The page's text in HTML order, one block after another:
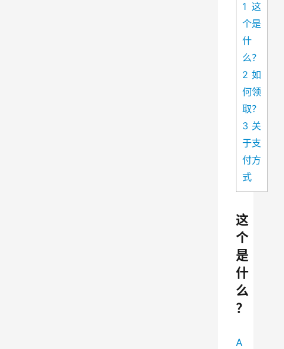
1 这
个是
什
么？
2 如
何领
取？
3 关
于支
付方
式
这
个
是
什
么
？
A